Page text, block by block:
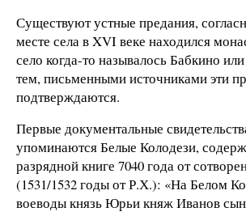
Существуют устные предания,
месте села в XVI веке находился
село когда-то называлось Бабкино
тем, письменными источниками эти
подтверждаются.
Первые документальные
упоминаются Белые Колодези,
разрядной книге 7040 года от
(1531/1532 годы от Р.Х.): «На Белом
воеводы князь Юрьи княж Иванов